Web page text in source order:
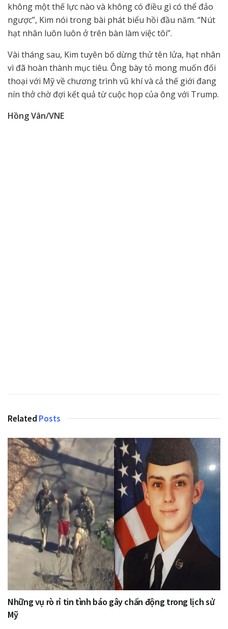
không một thế lực nào và không có điều gì có thể đảo
ngược”, Kim nói trong bài phát biểu hồi đầu năm. “Nút
hạt nhân luôn luôn ở trên bàn làm việc tôi”.
Vài tháng sau, Kim tuyên bố dừng thử tên lửa, hạt nhân
vì đã hoàn thành mục tiêu. Ông bày tỏ mong muốn đối
thoại với Mỹ về chương trình vũ khí và cả thế giới đang
nín thở chờ đợi kết quả từ cuộc họp của ông với Trump.
Hồng Vân/VNE
Related Posts
Những vụ rò rỉ tin tình báo gây chấn động trong lịch sử
Mỹ